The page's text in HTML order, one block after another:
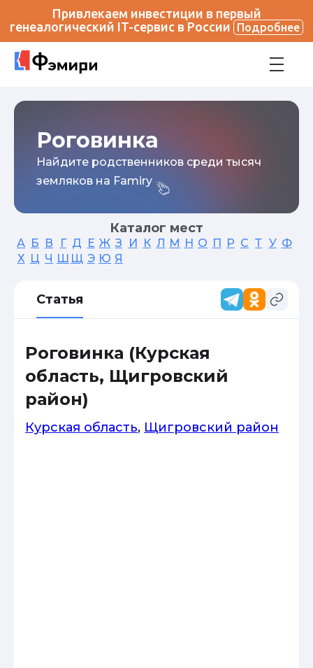
Привлекаем инвестиции в первый
генеалогический IT-сервис в России
Подробнее
Роговинка
Найдите родственников среди тысяч
земляков на Famiry
Каталог мест
А Б В Г Д Е Ж З И К Л М Н О П Р С Т У Ф
Х Ц Ч Ш Щ Э Ю Я
Статья
Роговинка (Курская
область, Щигровский
район)
Курская область, Щигровский район